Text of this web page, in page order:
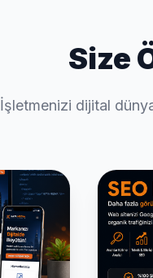
Size
İşletmenizi dijital